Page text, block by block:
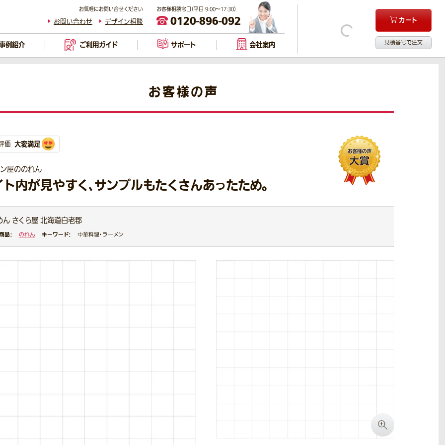
お気軽にお問い合せください
お問い合わせ デザイン相談
お客様相談窓口（平日 9:00～17:30）
0120-896-092 カート
見積番号で注文
例紹介 ご利用ガイド サポート 会社案内
お客様の声
価 大変満足
屋ののれん
内が見やすく、サンプルもたくさんあったため。
ん さくら屋 北海道白老郡
品： のれん キーワード： 中華料理・ラーメン